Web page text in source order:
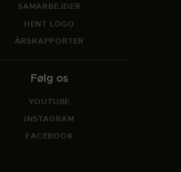
SAMARBEJDER
HENT LOGO
ÅRSRAPPORTER
Følg os
YOUTUBE
INSTAGRAM
FACEBOOK